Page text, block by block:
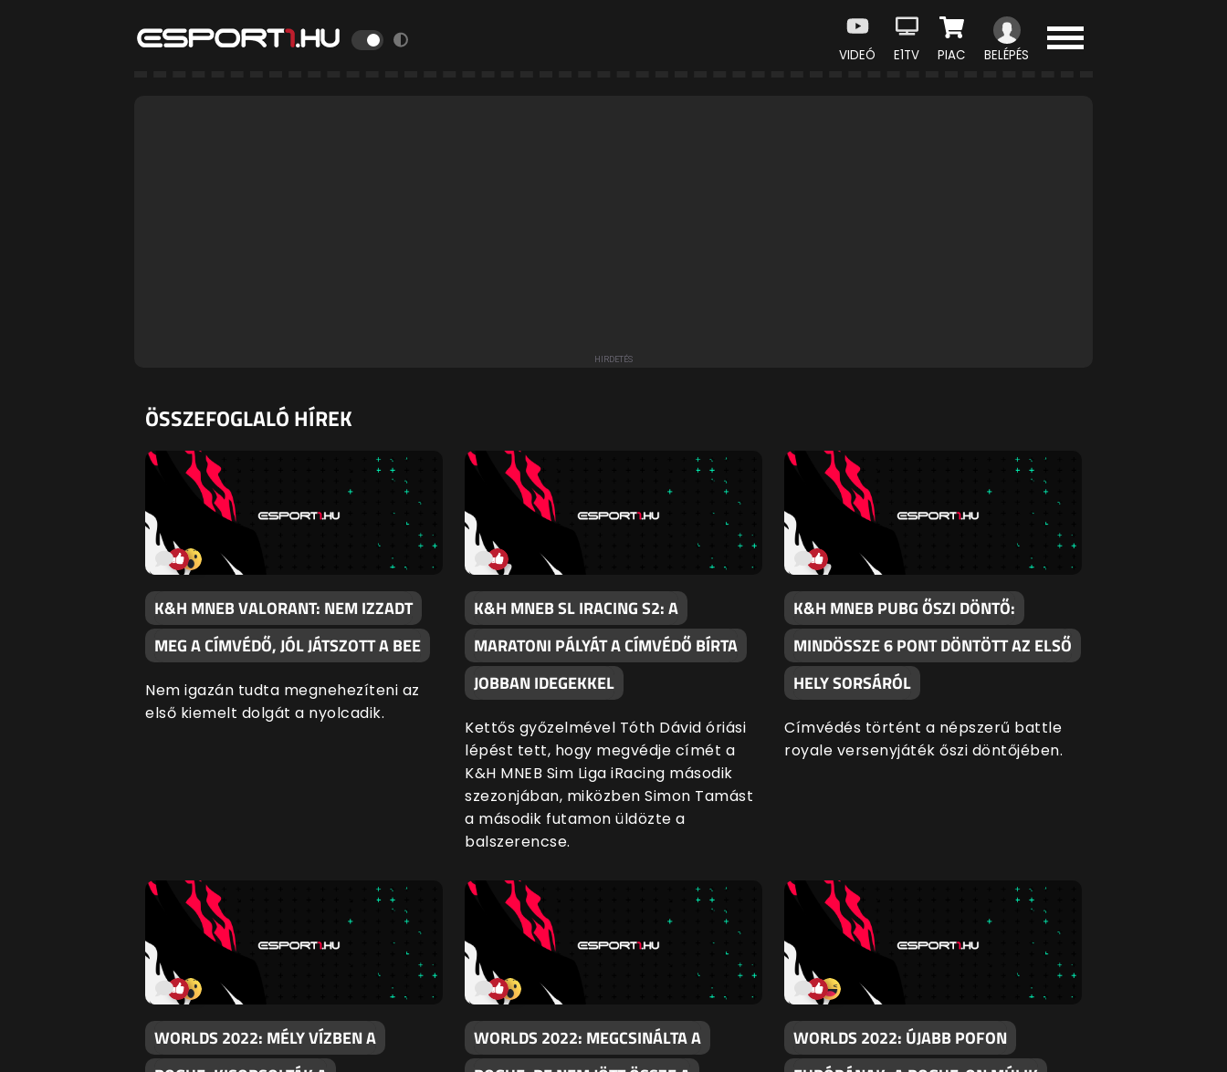
VIDEÓ E1TV PIAC BELÉPÉS
ÖSSZEFOGLALÓ HÍREK
K&H MNEB VALORANT: NEM IZZADT
MEG A CÍMVÉDŐ, JÓL JÁTSZOTT A BEE
Nem igazán tudta megnehezíteni az
első kiemelt dolgát a nyolcadik.
K&H MNEB SL IRACING S2: A
MARATONI PÁLYÁT A CÍMVÉDŐ BÍRTA
JOBBAN IDEGEKKEL
Kettős győzelmével Tóth Dávid óriási
lépést tett, hogy megvédje címét a
K&H MNEB Sim Liga iRacing második
szezonjában, miközben Simon Tamást
a második futamon üldözte a
balszerencse.
K&H MNEB PUBG ŐSZI DÖNTŐ:
MINDÖSSZE 6 PONT DÖNTÖTT AZ ELSŐ
HELY SORSÁRÓL
Címvédés történt a népszerű battle
royale versenyjáték őszi döntőjében.
WORLDS 2022: MÉLY VÍZBEN A
WORLDS 2022: MEGCSINÁLTA A
WORLDS 2022: ÚJABB POFON